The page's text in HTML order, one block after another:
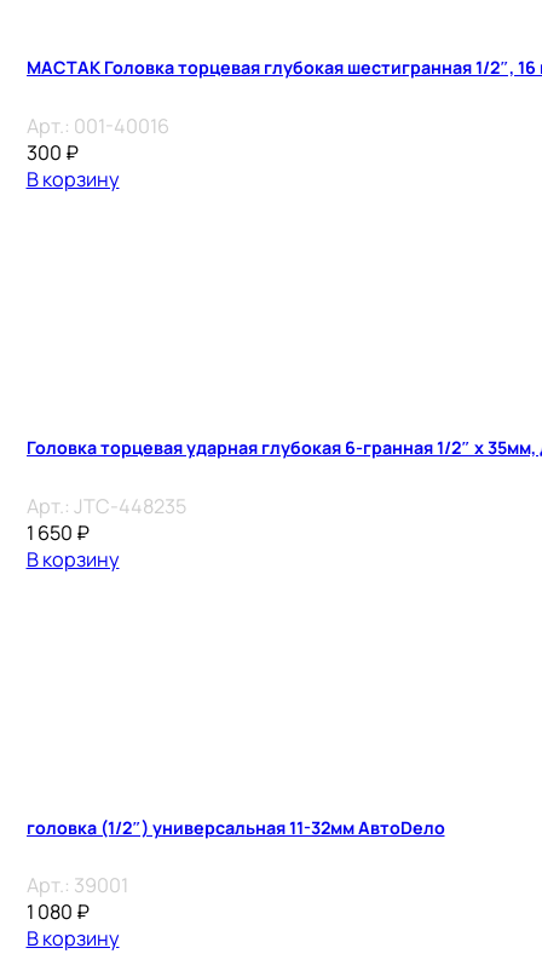
МАСТАК Головка торцевая глубокая шестигранная 1/2″, 16
Арт.: 001-40016
300 ₽
В корзину
Головка торцевая ударная глубокая 6-гранная 1/2″ х
Арт.: JTC-448235
1 650 ₽
В корзину
головка (1/2″) универсальная 11-32мм АвтоDело
Арт.: 39001
1 080 ₽
В корзину